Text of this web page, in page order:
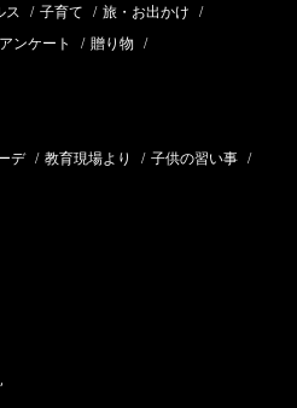
ス / 子育て / 旅・お出かけ /
ンケート / 贈り物 /
デ / 教育現場より / 子供の習い事 /